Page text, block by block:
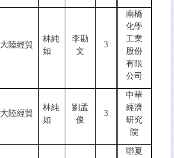
大陸經貿
林純
如
李勘
文
3
南橋
化學
工業
股份
有限
公司
大陸經貿
林純
如
劉孟
俊
3
中華
經濟
研究
院
聯夏